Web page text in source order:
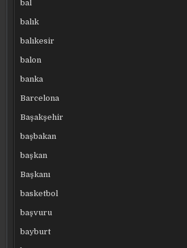
bal
balık
balıkesir
balon
banka
Barcelona
Başakşehir
başbakan
başkan
Başkanı
basketbol
başvuru
bayburt